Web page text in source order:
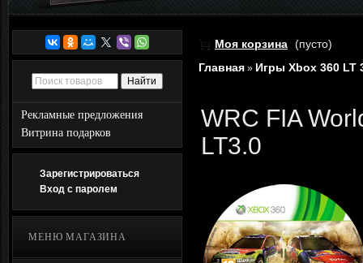
Рекламные предложения
Витрина подарков
Зарегистрироваться
Вход с паролем
МЕНЮ МАГАЗИНА
Моя корзина (пусто)
Главная » Игры Xbox 360 LT
WRC FIA
LT3.0